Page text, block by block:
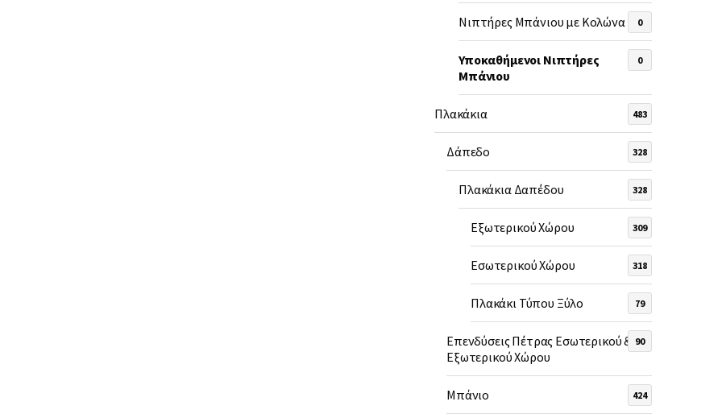
Νιπτήρες Μπάνιου με Κολώνα 0
Υποκαθήμενοι Νιπτήρες
Μπάνιου
0
Πλακάκια 483
Δάπεδο 328
Πλακάκια Δαπέδου 328
Εξωτερικού Χώρου 309
Εσωτερικού Χώρου 318
Πλακάκι Τύπου Ξύλο 79
Επενδύσεις Πέτρας Εσωτερικού &
Εξωτερικού Χώρου
90
Μπάνιο 424